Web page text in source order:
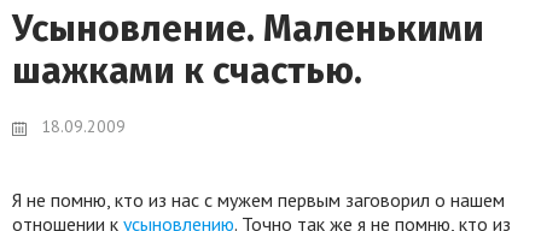
Усыновление. Маленькими
шажками к счастью.
18.09.2009
Я не помню, кто из нас с мужем первым заговорил о нашем
отношении к усыновлению. Точно так же я не помню, кто из